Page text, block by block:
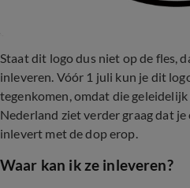
Staat dit logo dus niet op de fles,
inleveren. Vóór 1 juli kun je dit
tegenkomen, omdat die
Nederland ziet verder graag dat je
inlevert met de dop erop.
Waar kan ik ze inleveren?